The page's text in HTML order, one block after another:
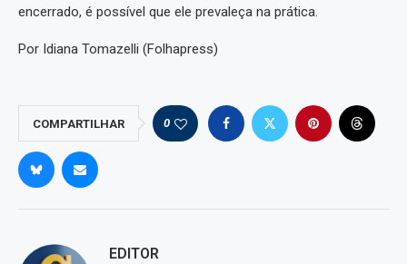
encerrado, é possível que ele prevaleça na prática.
Por Idiana Tomazelli (Folhapress)
COMPARTILHAR 0
EDITOR